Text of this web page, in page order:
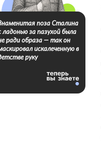
поза Сталина
ладонью за пазухой была
ради образа — так он
искалеченную в
руку